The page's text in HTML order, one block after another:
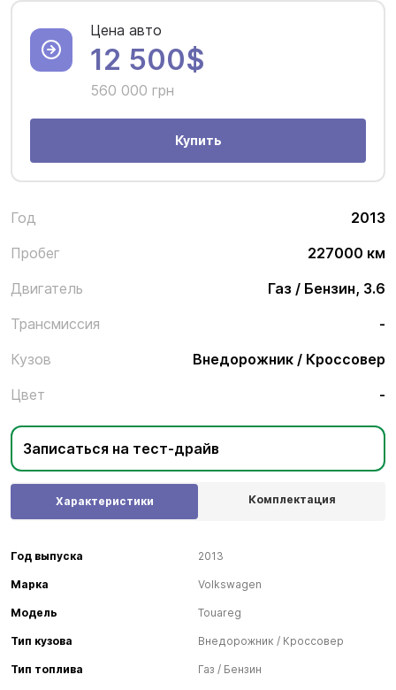
Год
2013
Пробег
227000 км
Двигатель
Газ / Бензин, 3.6
Трансмиссия
-
Кузов
Внедорожник / Кроссовер
Цвет
-
Записаться на тест-драйв
Цена авто
12 500$
560 000 грн
Купить
Характеристики Комплектация
Год выпуска 2013
Марка Volkswagen
Модель Touareg
Тип кузова Внедорожник / Кроссовер
Тип топлива Газ / Бензин